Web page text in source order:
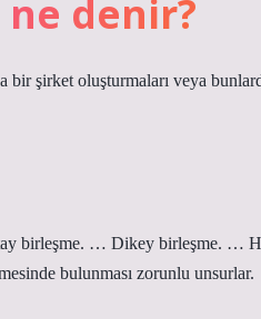
denir?
şirket oluşturmaları veya
birleşme. … Dikey birleşme. …
bulunması zorunlu unsurlar.